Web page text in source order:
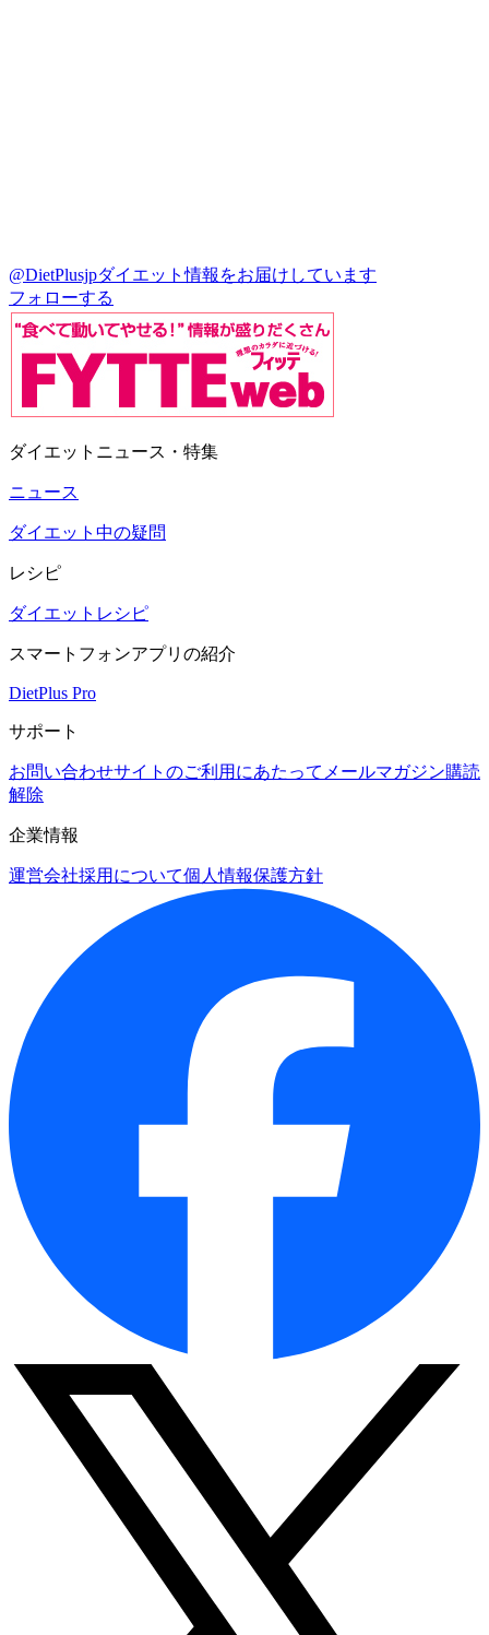
@DietPlusjpダイエット情報をお届けしています
フォローする
ダイエットニュース・特集
ニュース
ダイエット中の疑問
レシピ
ダイエットレシピ
スマートフォンアプリの紹介
DietPlus Pro
サポート
お問い合わせサイトのご利用にあたって メールマガジン購読
解除
企業情報
運営会社採用について個人情報保護方針